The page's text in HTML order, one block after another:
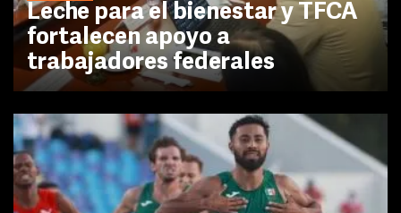
Leche para el bienestar y TFCA
fortalecen apoyo a
trabajadores federales